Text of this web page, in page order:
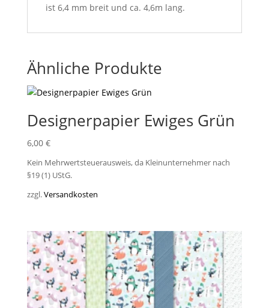
ist 6,4 mm breit und ca. 4,6m lang.
Ähnliche Produkte
Designerpapier Ewiges Grün
6,00 €
Kein Mehrwertsteuerausweis, da Kleinunternehmer nach
§19 (1) UStG.
zzgl.Versandkosten